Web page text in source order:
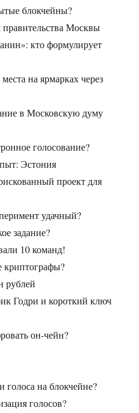
блокчейны?
Москвы
кто формулирует
на ярмарках через
в Московскую думу
голосование?
Эстония
проект для
удачный?
задание?
10 команд!
криптографы?
рублей
Годри и короткий ключ
он-чейн?
голоса на блокчейне?
голосов?